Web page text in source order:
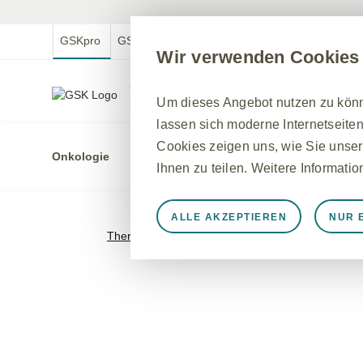
GSKpro GSKmed
Für medizinische Fachkreise in Deutschland
Onkologie
Therapiegebiete > Myelofibrose
Wir verwenden Cookies
Um dieses Angebot nutzen zu
lassen sich moderne
Cookies zeigen uns, wie Sie
Ihnen zu teilen. Weitere
Immer aktiv Nur unbedingt
Notwendig, damit die Website
NUR
ALLE AKZEPTIEREN